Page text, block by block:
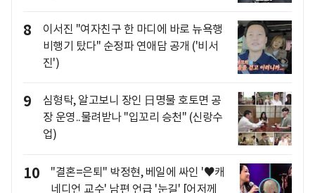
8
이서진 "여자친구 한 마디에 바로 뉴욕행
비행기 탔다" 순정파 연애담 공개 ('비서
진')
9
심형탁, 알고보니 장인 日명물 호토면 공
장 운영..물려받나 "입꼬리 승천" (신랑수
업)
10
"결혼=은퇴" 박정현, 베일에 싸인 '♥캐
네디언 교수' 남편 언급 '눈길' [어저께